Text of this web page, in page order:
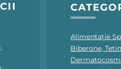
Alimentație
Biberone,